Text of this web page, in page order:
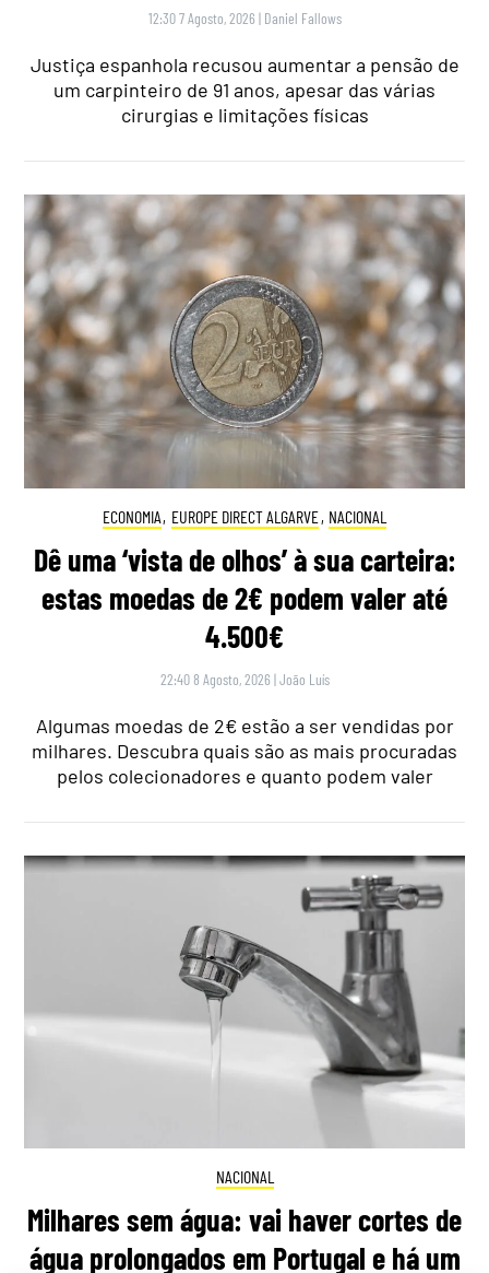
12:30 7 Agosto, 2026 | Daniel Fallows
Justiça espanhola recusou aumentar a pensão de
um carpinteiro de 91 anos, apesar das várias
cirurgias e limitações físicas
ECONOMIA, EUROPE DIRECT ALGARVE, NACIONAL
Dê uma ‘vista de olhos’ à sua carteira:
estas moedas de 2€ podem valer até
4.500€
22:40 8 Agosto, 2026 |João Luís
Algumas moedas de 2€ estão a ser vendidas por
milhares. Descubra quais são as mais procuradas
pelos colecionadores e quanto podem valer
NACIONAL
Milhares sem água: vai haver cortes de
água prolongados em Portugal e há um